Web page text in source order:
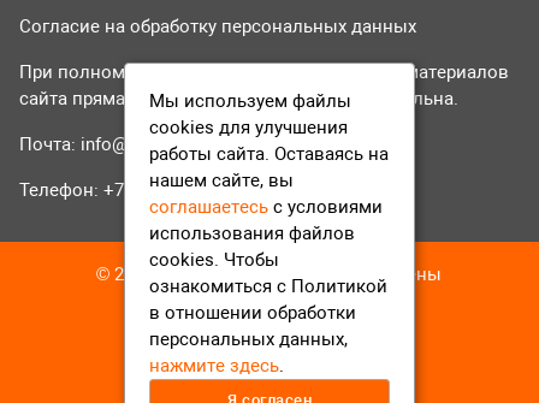
Согласие на обработку персональных данных
При полном или частичном использовании материалов
сайта прямая гиперссылка на tvr24.tv обязательна.
Почта: info@tvr24.tv
Телефон: +7 (496) 551-04-95
© 2016-2023 ТВР24 Все права защищены
Мы используем файлы
cookies для улучшения
работы сайта. Оставаясь на
нашем сайте, вы
соглашаетесь с условиями
использования файлов
cookies. Чтобы
ознакомиться с Политикой
в отношении обработки
персональных данных,
нажмите здесь.